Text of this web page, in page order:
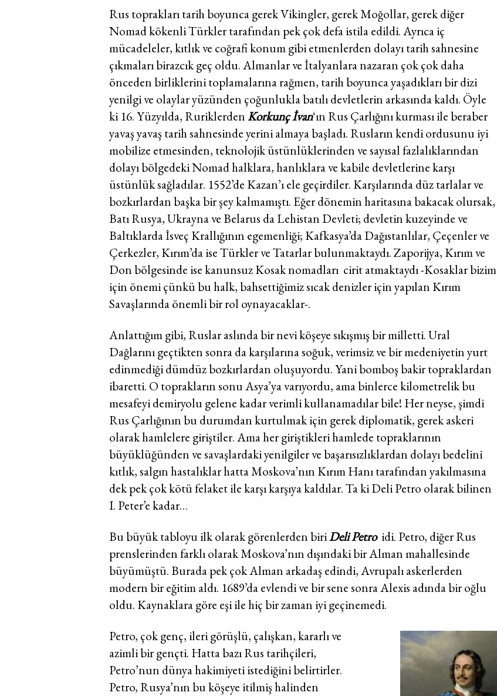
Rus toprakları tarih boyunca gerek Vikingler, gerek Moğollar, gerek diğer
Nomad kökenli Türkler tarafından pek çok defa istila edildi. Ayrıca iç
mücadeleler, kıtlık ve coğrafi konum gibi etmenlerden dolayı tarih sahnesine
çıkmaları birazcık geç oldu. Almanlar ve İtalyanlara nazaran çok çok daha
önceden birliklerini toplamalarına rağmen, tarih boyunca yaşadıkları bir dizi
yenilgi ve olaylar yüzünden çoğunlukla batılı devletlerin arkasında kaldı. Öyle
ki 16. Yüzyılda, RuriklerdenKorkunç İvan‘ın Rus Çarlığını kurması ile beraber
yavaş yavaş tarih sahnesinde yerini almaya başladı. Rusların kendi ordusunu iyi
mobilize etmesinden, teknolojik üstünlüklerinden ve sayısal fazlalıklarından
dolayı bölgedeki Nomad halklara, hanlıklara ve kabile devletlerine karşı
üstünlük sağladılar. 1552’de Kazan’ı ele geçirdiler. Karşılarında düz tarlalar ve
bozkırlardan başka bir şey kalmamıştı. Eğer dönemin haritasına bakacak olursak,
Batı Rusya, Ukrayna ve Belarus da Lehistan Devleti; devletin kuzeyinde ve
Baltıklarda İsveç Krallığının egemenliği; Kafkasya’da Dağıstanlılar, Çeçenler ve
Çerkezler, Kırım’da ise Türkler ve Tatarlar bulunmaktaydı. Zaporijya, Kırım ve
Don bölgesinde ise kanunsuz Kosak nomadları cirit atmaktaydı -Kosaklar bizim
için önemi çünkü bu halk, bahsettiğimiz sıcak denizler için yapılan Kırım
Savaşlarında önemli bir rol oynayacaklar-.
Anlattığım gibi, Ruslar aslında bir nevi köşeye sıkışmış bir milletti. Ural
Dağlarını geçtikten sonra da karşılarına soğuk, verimsiz ve bir medeniyetin yurt
edinmediği dümdüz bozkırlardan oluşuyordu. Yani bomboş bakir topraklardan
ibaretti. O toprakların sonu Asya’ya varıyordu, ama binlerce kilometrelik bu
mesafeyi demiryolu gelene kadar verimli kullanamadılar bile! Her neyse, şimdi
Rus Çarlığının bu durumdan kurtulmak için gerek diplomatik, gerek askeri
olarak hamlelere giriştiler. Ama her giriştikleri hamlede topraklarının
büyüklüğünden ve savaşlardaki yenilgiler ve başarısızlıklardan dolayı bedelini
kıtlık, salgın hastalıklar hatta Moskova’nın Kırım Hanı tarafından yakılmasına
dek pek çok kötü felaket ile karşı karşıya kaldılar. Ta ki Deli Petro olarak bilinen
I. Peter’e kadar…
Bu büyük tabloyu ilk olarak görenlerden biriDeli Petro idi. Petro, diğer Rus
prenslerinden farklı olarak Moskova’nın dışındaki bir Alman mahallesinde
büyümüştü. Burada pek çok Alman arkadaş edindi, Avrupalı askerlerden
modern bir eğitim aldı. 1689’da evlendi ve bir sene sonra Alexis adında bir oğlu
oldu. Kaynaklara göre eşi ile hiç bir zaman iyi geçinemedi.
Petro, çok genç, ileri görüşlü, çalışkan, kararlı ve
azimli bir gençti. Hatta bazı Rus tarihçileri,
Petro’nun dünya hakimiyeti istediğini belirtirler.
Petro, Rusya’nın bu köşeye itilmiş halinden